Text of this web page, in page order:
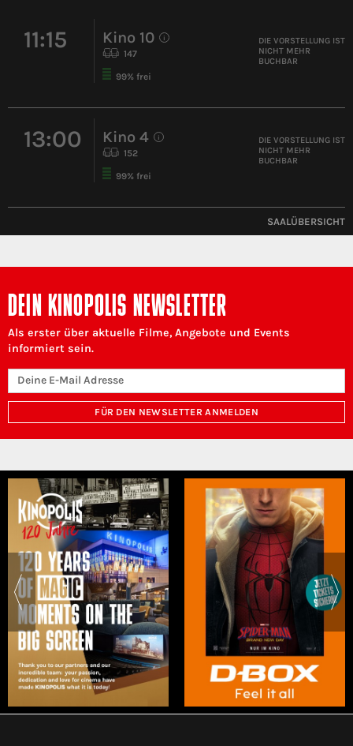
11:15 Kino 10 i
147
99% frei
DIE VORSTELLUNG IST
NICHT MEHR
BUCHBAR
13:00 Kino 4 i
152
99% frei
DIE VORSTELLUNG IST
NICHT MEHR
BUCHBAR
SAALÜBERSICHT
DEIN KINOPOLIS NEWSLETTER
Als erster über aktuelle Filme, Angebote und Events
informiert sein.
FÜR DEN NEWSLETTER ANMELDEN